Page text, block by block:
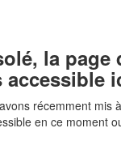
la page
accessible
récemment mis
en ce moment